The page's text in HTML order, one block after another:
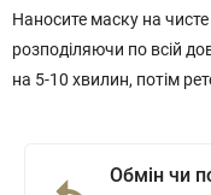
Наносите маску на
розподіляючи по всій
на 5-10 хвилин, потім
Обмін чи